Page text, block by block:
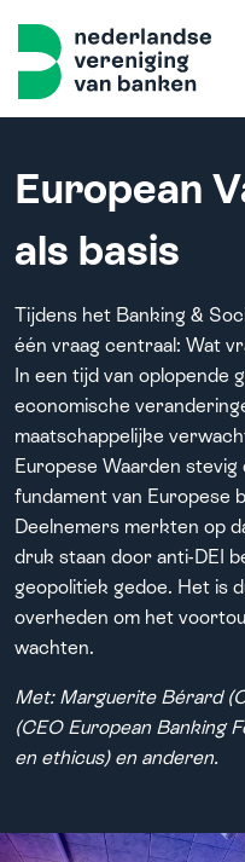
Home
Thema's
Onze koers
Meer
Over ons
European
als basis
Tijdens het Banking &
één vraag centraal: Wat
In een tijd van oplopende
economische
maatschappelijke
Europese Waarden
fundament van Europese
Deelnemers merkten op
druk staan door anti-DEI
geopolitiek gedoe. Het is
overheden om het
wachten.
Met: Marguerite Bérard
(CEO European Banking
en ethicus) en anderen.